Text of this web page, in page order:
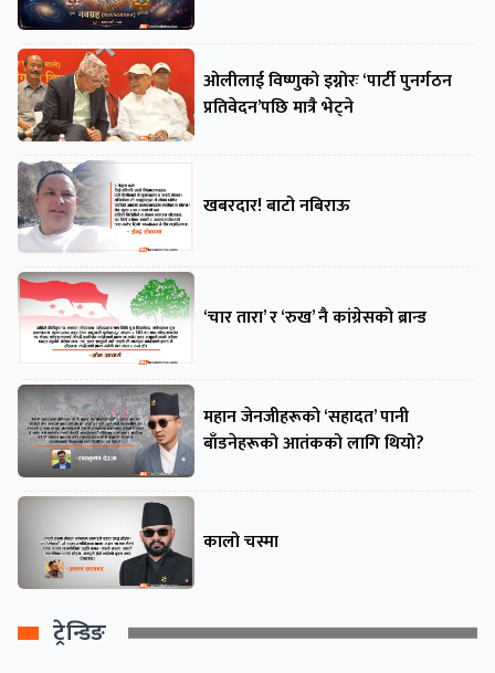
ओलीलाई विष्णुको इग्नोरः ‘पार्टी पुनर्गठन
प्रतिवेदन’पछि मात्रै भेट्ने
खबरदार! बाटो नबिराऊ
‘चार तारा’ र ‘रुख’ नै कांग्रेसको ब्रान्ड
महान जेनजीहरूको ‘सहादत’ पानी
बाँडनेहरूको आतंकको लागि थियो?
कालो चस्मा
ट्रेन्डिङ